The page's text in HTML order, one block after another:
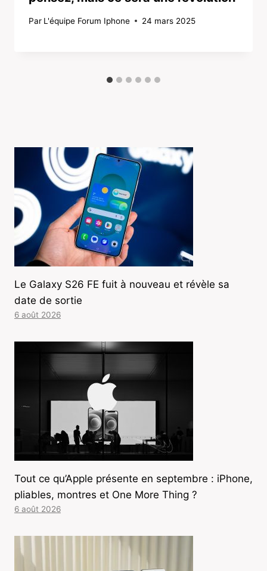
Par L'équipe Forum Iphone 24 mars 2025
Le Galaxy S26 FE fuit à nouveau et révèle sa
date de sortie
6 août 2026
Tout ce qu’Apple présente en septembre : iPhone,
pliables, montres et One More Thing ?
6 août 2026